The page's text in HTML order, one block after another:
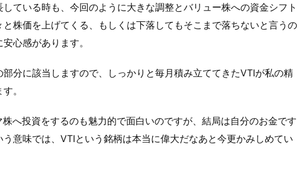
ている時も、今回のように大きな調整とバリュー株への資金シフト
株価を上げてくる、もしくは下落してもそこまで落ちないと言うの
心感があります。
分に該当しますので、しっかりと毎月積み立ててきたVTIが私の精
。
へ投資をするのも魅力的で面白いのですが、結局は自分のお金です
意味では、VTIという銘柄は本当に偉大だなあと今更かみしめてい